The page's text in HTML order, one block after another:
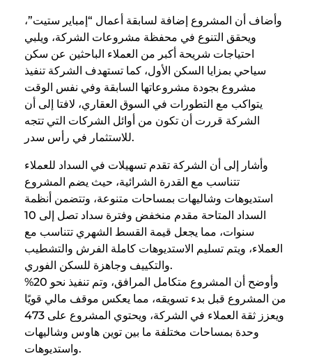
وأضاف أن المشروع إضافة لسابقة أعمال “إمباير ستيت”،
ويحقق التنوع في محفظة مشروعات الشركة، ويلبي
احتياجات شريحة أكبر من العملاء الباحثين عن سكن
سياحي بمزايا السكن الأول، كما تستهدف الشركة تنفيذ
مشروع بجودة مشروعاتها السابقة وفي نفس الوقت
يتواكب مع التطورات في السوق العقاري، لافتا إلى أن
الشركة قررت أن تكون من أوائل الشركات التي تتجه
للاستثمار في رأس سدر.
وأشار إلى أن الشركة تقدم تسهيلات في السداد للعملاء
تتناسب مع القدرة الشرائية، حيث يضم المشروع
استديوهات وشاليهات بمساحات متنوعة، وتتضمن أنظمة
السداد المتاحة مقدم منخفض وفترة سداد تصل إلى 10
سنوات، مما يجعل قيمة القسط الشهري تتناسب مع
العملاء، ويتم تسليم الاستديوهات كاملة الفرش والتشطيب
والتكييف وجاهزة للسكن الفوري.
وأوضح أن المشروع متكامل المرافق، وتم تنفيذ نحو 20%
من المشروع قبل بدء تسويقه، مما يعكس موقف مالي قويًا
ويعزز ثقة العملاء في الشركة، ويحتوي المشروع على 473
وحدة بمساحات مختلفة ما بين توين هاوس وشاليهات
واستديوهات.